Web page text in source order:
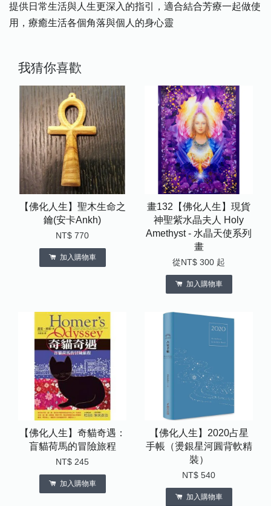
提供日常生活與人生更深入的指引，適合結合芳療一起做使
用，療癒生活各個角落與個人的身心靈
我猜你喜歡
【佛化人生】聖木生命之
鑰(安卡Ankh)
NT$ 770
加入購物車
畫132【佛化人生】現貨
神聖紫水晶夫人 Holy
Amethyst - 水晶天使系列
畫
從 NT$ 300 起
加入購物車
【佛化人生】奇貓奇遇：
盲貓荷馬的冒險旅程
NT$ 245
加入購物車
【佛化人生】2020占星
手帳（燙銀星河圓背軟精
裝）
NT$ 540
加入購物車